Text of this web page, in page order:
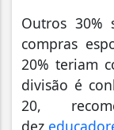
Outros 30%
compras
20% teriam
divisão é
20,
dez